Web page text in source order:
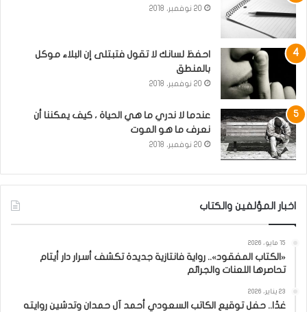
20 نوفمبر، 2018
احفظ لسانك لا تقول فتبتلى إن البلاء موكل
بالمنطق
20 نوفمبر، 2018
عندما لا ندري ما هي الحياة ، كيف يمكننا أن
نعرف ما هو الموت
20 نوفمبر، 2018
اخبار المؤلفين والكتاب
15 مايو، 2026
«الكتاب المفقود».. رواية فانتازية جديدة تكشف أسرار دار أيتام
تحاصرها اللعنات والجرائم
23 يناير، 2026
غدًا.. حفل توقيع الكاتب السعودي أحمد آل حمدان وتدشين روايته